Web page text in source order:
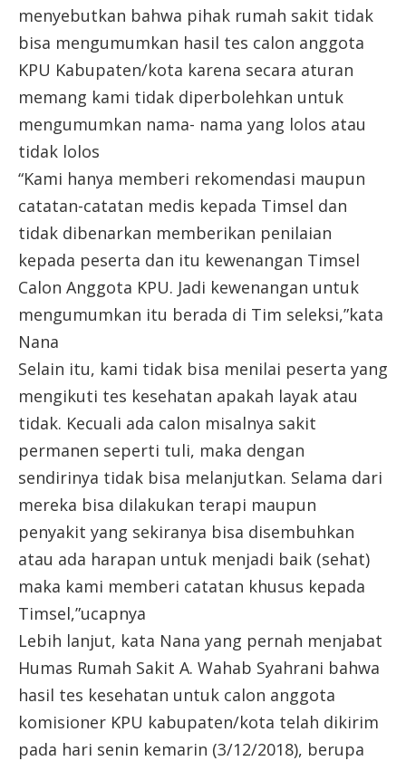
menyebutkan bahwa pihak rumah sakit tidak
bisa mengumumkan hasil tes calon anggota
KPU Kabupaten/kota karena secara aturan
memang kami tidak diperbolehkan untuk
mengumumkan nama- nama yang lolos atau
tidak lolos
“Kami hanya memberi rekomendasi maupun
catatan-catatan medis kepada Timsel dan
tidak dibenarkan memberikan penilaian
kepada peserta dan itu kewenangan Timsel
Calon Anggota KPU. Jadi kewenangan untuk
mengumumkan itu berada di Tim seleksi,”kata
Nana
Selain itu, kami tidak bisa menilai peserta yang
mengikuti tes kesehatan apakah layak atau
tidak. Kecuali ada calon misalnya sakit
permanen seperti tuli, maka dengan
sendirinya tidak bisa melanjutkan. Selama dari
mereka bisa dilakukan terapi maupun
penyakit yang sekiranya bisa disembuhkan
atau ada harapan untuk menjadi baik (sehat)
maka kami memberi catatan khusus kepada
Timsel,”ucapnya
Lebih lanjut, kata Nana yang pernah menjabat
Humas Rumah Sakit A. Wahab Syahrani bahwa
hasil tes kesehatan untuk calon anggota
komisioner KPU kabupaten/kota telah dikirim
pada hari senin kemarin (3/12/2018), berupa